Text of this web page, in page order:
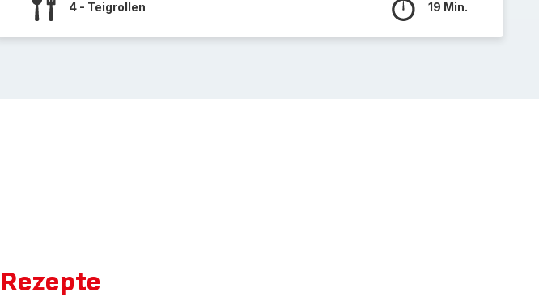
4 - Teigrollen 19 Min.